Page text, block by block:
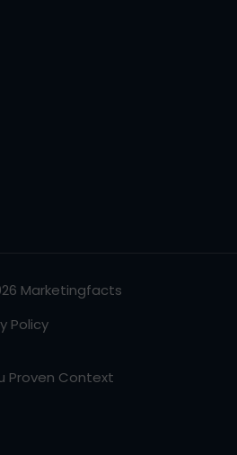
Marketingfacts
Policy
Proven Context